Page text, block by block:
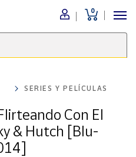
0
SERIES Y PELÍCULAS
Con El
& Hutch [Blu-